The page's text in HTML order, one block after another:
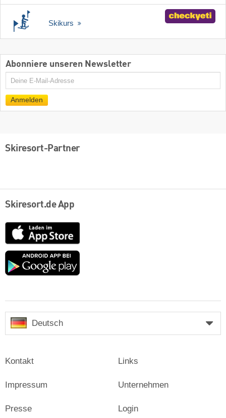
Skikurs
Abonniere unseren Newsletter
E-
Anmelden
Skiresort-Partner
Skiresort.de App
App
Store
Google
Deutsch
Kontakt
Impressum
Presse
Links
Unternehmen
Login